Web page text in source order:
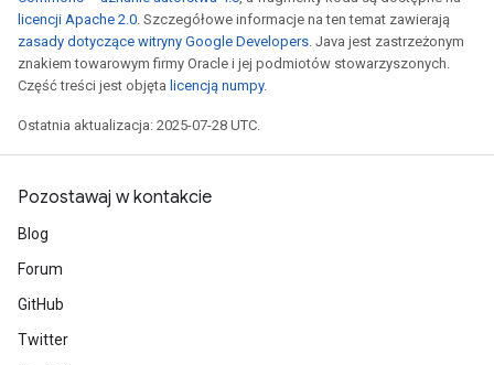
licencji Apache 2.0. Szczegółowe informacje na ten temat zawierają
zasady dotyczące witryny Google Developers. Java jest zastrzeżonym
znakiem towarowym firmy Oracle i jej podmiotów stowarzyszonych.
Część treści jest objęta licencją numpy.
Ostatnia aktualizacja: 2025-07-28 UTC.
Pozostawaj w kontakcie
Blog
Forum
GitHub
Twitter